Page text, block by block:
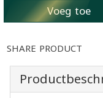
Voeg toe
SHARE PRODUCT